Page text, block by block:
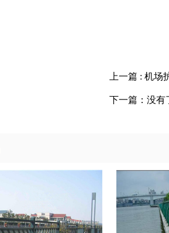
上一篇 : 机场
下一篇：没有